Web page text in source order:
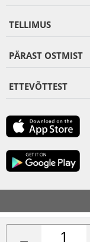
TELLIMUS
PÄRAST OSTMIST
ETTEVÕTTEST